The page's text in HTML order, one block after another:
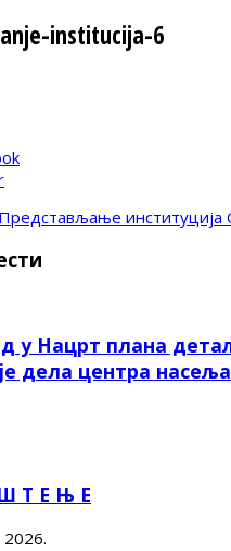
institucija-6
Представљање институција
у Нацрт плана
дела центра
Т Е Њ Е